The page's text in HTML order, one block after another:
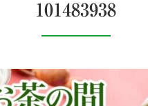
101483938